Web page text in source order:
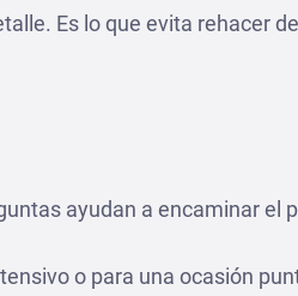
Es lo que evita rehacer
ayudan a encaminar el
o para una ocasión